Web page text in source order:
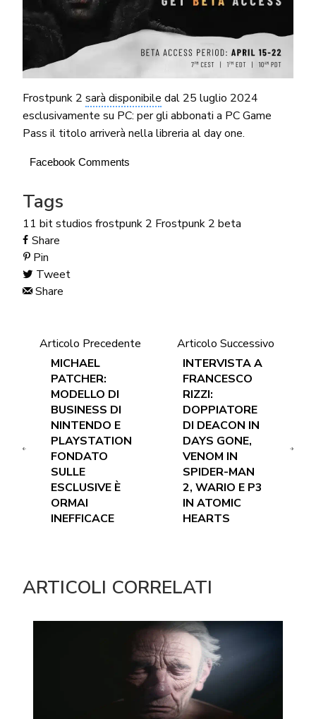
Frostpunk 2 sarà disponibile dal 25 luglio 2024
esclusivamente su PC: per gli abbonati a PC Game
Pass il titolo arriverà nella libreria al day one.
Facebook Comments
Tags
11 bit studios frostpunk 2 Frostpunk 2 beta
Share
Pin
Tweet
Share
Articolo Precedente
MICHAEL
PATCHER:
MODELLO DI
BUSINESS DI
NINTENDO E
PLAYSTATION
FONDATO
SULLE
ESCLUSIVE È
ORMAI
INEFFICACE
Articolo Successivo
INTERVISTA A
FRANCESCO
RIZZI:
DOPPIATORE
DI DEACON IN
DAYS GONE,
VENOM IN
SPIDER-MAN
2, WARIO E P3
IN ATOMIC
HEARTS
ARTICOLI CORRELATI